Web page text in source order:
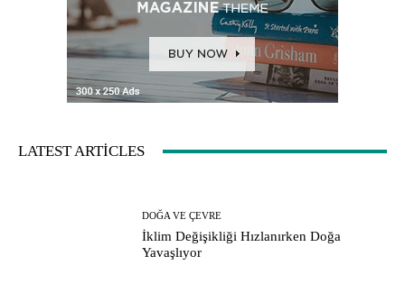
LATEST ARTICLES
DOĞA VE ÇEVRE
İklim Değişikliği Hızlanırken Doğa
Yavaşlıyor